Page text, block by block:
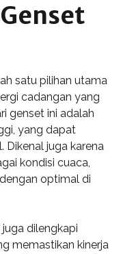
satu pilihan utama
cadangan yang
genset ini adalah
yang dapat
Dikenal juga karena
kondisi cuaca,
optimal di
juga dilengkapi
memastikan kinerja